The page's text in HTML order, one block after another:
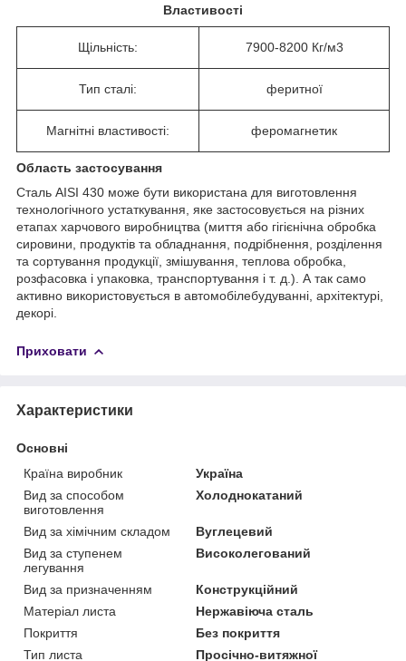
Властивості
Щільність: 7900-8200 Кг/м3
Тип сталі: феритної
Магнітні властивості: феромагнетик
Область застосування
Сталь AISI 430 може бути використана для виготовлення
технологічного устаткування, яке застосовується на різних
етапах харчового виробництва (миття або гігієнічна обробка
сировини, продуктів та обладнання, подрібнення, розділення
та сортування продукції, змішування, теплова обробка,
розфасовка і упаковка, транспортування і т. д.). А так само
активно використовується в автомобілебудуванні, архітектурі,
декорі.
Приховати
Характеристики
Основні
Країна виробник
Україна
Вид за способом
виготовлення
Холоднокатаний
Вид за хімічним складом
Вуглецевий
Вид за ступенем
легування
Високолегований
Вид за призначенням
Конструкційний
Матеріал листа
Нержавіюча сталь
Покриття
Без покриття
Тип листа
Просічно-витяжної